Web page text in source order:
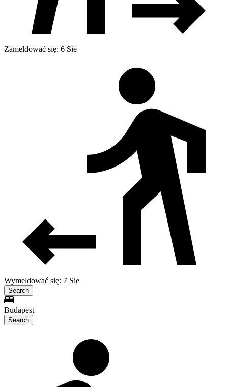
Zameldować się: 6 Sie
Wymeldować się: 7 Sie
Search
Budapest
Search